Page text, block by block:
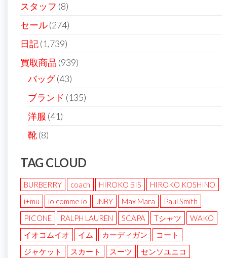
スタッフ (8)
セール(274)
日記(1,739)
買取商品 (939)
バッグ(43)
ブランド (135)
洋服 (41)
靴(8)
TAG CLOUD
BURBERRY coach HIROKO BIS
HIROKO KOSHINO
i+mu
io comme io JNBY Max Mara
Paul Smith
PICONE
RALPH LAUREN SCAPA Tシャツ
WAKO
イオコムイオ
イム カーディガン
コート
ジャケット
スカート スーツ
センソユニコ